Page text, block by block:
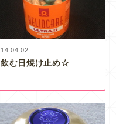
14.04.02
飲む日焼け止め☆